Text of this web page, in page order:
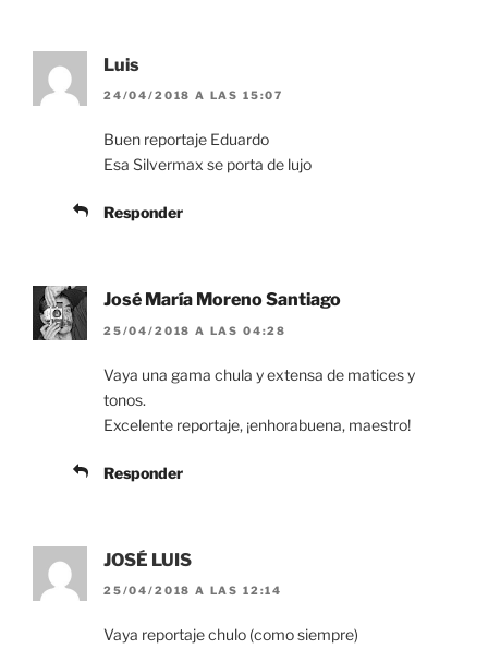
Luis
24/04/2018 A LAS 15:07
Buen reportaje Eduardo
Esa Silvermax se porta de lujo
Responder
José María Moreno Santiago
25/04/2018 A LAS 04:28
Vaya una gama chula y extensa de matices y
tonos.
Excelente reportaje, ¡enhorabuena, maestro!
Responder
JOSÉ LUIS
25/04/2018 A LAS 12:14
Vaya reportaje chulo (como siempre)